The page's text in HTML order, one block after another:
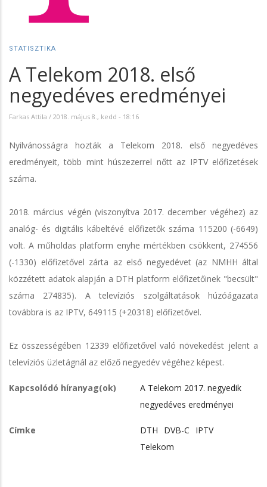
STATISZTIKA
A Telekom 2018. első
negyedéves eredményei
Farkas Attila / 2018. május 8., kedd - 18:16
Nyilvánosságra hozták a Telekom 2018. első negyedéves
eredményeit, több mint húszezerrel nőtt az IPTV előfizetések
száma.
2018. március végén (viszonyítva 2017. december végéhez) az
analóg- és digitális kábeltévé előfizetők száma 115200 (-6649)
volt. A műholdas platform enyhe mértékben csökkent, 274556
(-1330) előfizetővel zárta az első negyedévet (az NMHH által
közzétett adatok alapján a DTH platform előfizetőinek "becsült"
száma 274835). A televíziós szolgáltatások húzóágazata
továbbra is az IPTV, 649115 (+20318) előfizetővel.
Ez összességében 12339 előfizetővel való növekedést jelent a
televíziós üzletágnál az előző negyedév végéhez képest.
Kapcsolódó híranyag(ok)
A Telekom 2017. negyedik
negyedéves eredményei
Címke DTH DVB-C
IPTV
Telekom